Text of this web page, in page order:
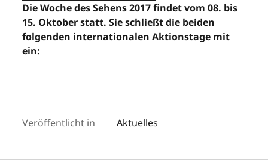
Die Woche des Sehens 2017 findet vom 08. bis
15. Oktober statt. Sie schließt die beiden
folgenden internationalen Aktionstage mit
ein:
Veröffentlicht in Aktuelles